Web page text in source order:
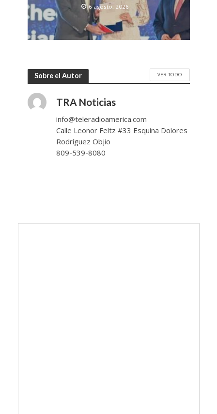
6 agosto, 2026
Sobre el Autor VER TODO
TRA Noticias
info@teleradioamerica.com
Calle Leonor Feltz #33 Esquina Dolores
Rodríguez Objio
809-539-8080